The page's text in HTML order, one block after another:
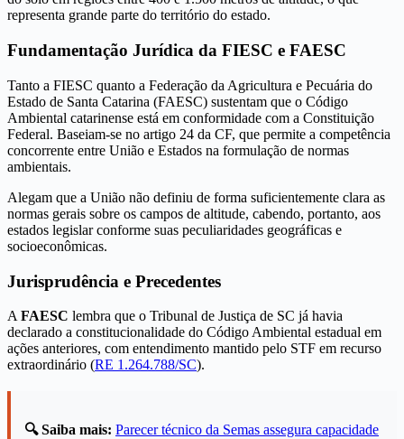
representa grande parte do território do estado.
Fundamentação Jurídica da FIESC e FAESC
Tanto a FIESC quanto a Federação da Agricultura e Pecuária do
Estado de Santa Catarina (FAESC) sustentam que o Código
Ambiental catarinense está em conformidade com a Constituição
Federal. Baseiam-se no artigo 24 da CF, que permite a competência
concorrente entre União e Estados na formulação de normas
ambientais.
Alegam que a União não definiu de forma suficientemente clara as
normas gerais sobre os campos de altitude, cabendo, portanto, aos
estados legislar conforme suas peculiaridades geográficas e
socioeconômicas.
Jurisprudência e Precedentes
A FAESC lembra que o Tribunal de Justiça de SC já havia
declarado a constitucionalidade do Código Ambiental estadual em
ações anteriores, com entendimento mantido pelo STF em recurso
extraordinário (RE 1.264.788/SC).
🔍 Saiba mais: Parecer técnico da Semas assegura capacidade